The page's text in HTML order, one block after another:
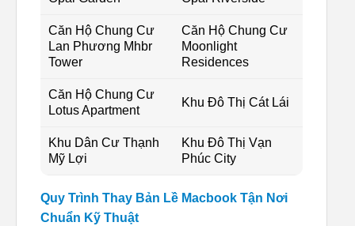
Căn Hộ Chung Cư
Lan Phương Mhbr
Tower
Căn Hộ Chung Cư
Moonlight
Residences
Căn Hộ Chung Cư
Lotus Apartment
Khu Đô Thị Cát Lái
Khu Dân Cư Thạnh
Mỹ Lợi
Khu Đô Thị Vạn
Phúc City
Quy Trình Thay Bản Lề Macbook Tận Nơi
Chuẩn Kỹ Thuật